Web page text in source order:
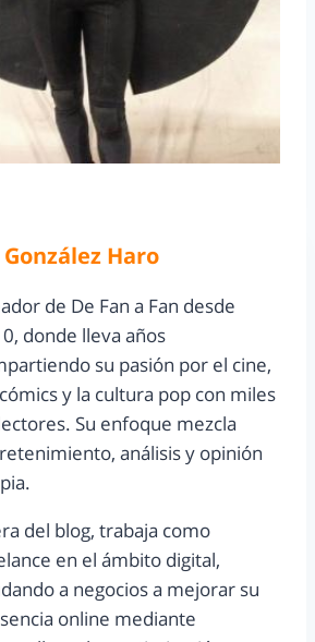
González Haro
de De Fan a Fan desde
donde lleva años
su pasión por el cine,
y la cultura pop con miles
Su enfoque mezcla
análisis y opinión
del blog, trabaja como
en el ámbito digital,
a negocios a mejorar su
online mediante